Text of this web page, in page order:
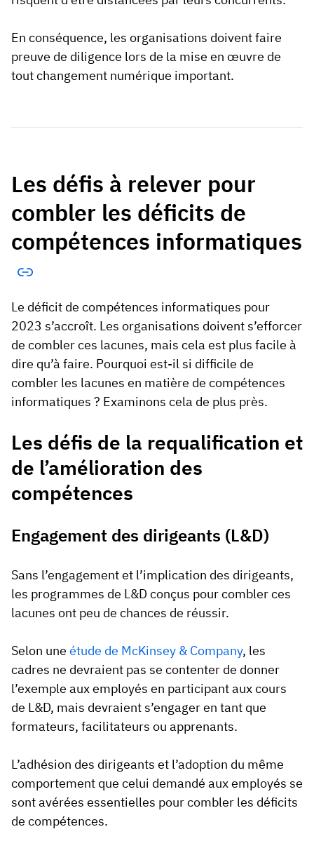
En conséquence, les organisations doivent faire
preuve de diligence lors de la mise en œuvre de
tout changement numérique important.
Les défis à relever pour
combler les déficits de
compétences informatiques
Le déficit de compétences informatiques pour
2023 s’accroît. Les organisations doivent s’efforcer
de combler ces lacunes, mais cela est plus facile à
dire qu’à faire. Pourquoi est-il si difficile de
combler les lacunes en matière de compétences
informatiques ? Examinons cela de plus près.
Les défis de la requalification et
de l’amélioration des
compétences
Engagement des dirigeants (L&D)
Sans l’engagement et l’implication des dirigeants,
les programmes de L&D conçus pour combler ces
lacunes ont peu de chances de réussir.
Selon une étude de McKinsey & Company, les
cadres ne devraient pas se contenter de donner
l’exemple aux employés en participant aux cours
de L&D, mais devraient s’engager en tant que
formateurs, facilitateurs ou apprenants.
L’adhésion des dirigeants et l’adoption du même
comportement que celui demandé aux employés se
sont avérées essentielles pour combler les déficits
de compétences.